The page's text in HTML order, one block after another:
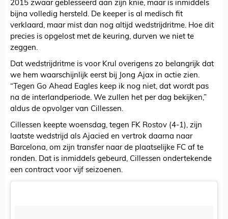
2015 zwaar geblesseerd aan zijn knie, maar is inmiddels
bijna volledig hersteld. De keeper is al medisch fit
verklaard, maar mist dan nog altijd wedstrijdritme. Hoe dit
precies is opgelost met de keuring, durven we niet te
zeggen.
Dat wedstrijdritme is voor Krul overigens zo belangrijk dat
we hem waarschijnlijk eerst bij Jong Ajax in actie zien.
“Tegen Go Ahead Eagles keep ik nog niet, dat wordt pas
na de interlandperiode. We zullen het per dag bekijken,”
aldus de opvolger van Cillessen.
Cillessen keepte woensdag, tegen FK Rostov (4-1), zijn
laatste wedstrijd als Ajacied en vertrok daarna naar
Barcelona, om zijn transfer naar de plaatselijke FC af te
ronden. Dat is inmiddels gebeurd, Cillessen ondertekende
een contract voor vijf seizoenen.